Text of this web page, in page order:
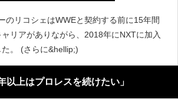
のリコシェはWWEと契約する前に15年間
リアがありながら、2018年にNXTに加入
。 (さらに&hellip;)
以上はプロレスを続けたい」